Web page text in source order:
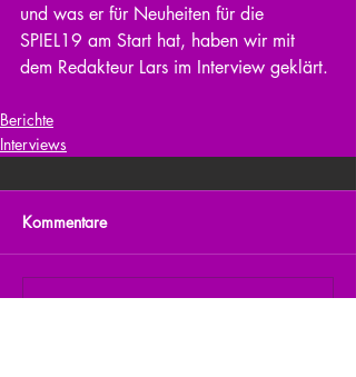
und was er für Neuheiten für die
SPIEL19 am Start hat, haben wir mit
dem Redakteur Lars im Interview geklärt.
Berichte
Interviews
Kommentare